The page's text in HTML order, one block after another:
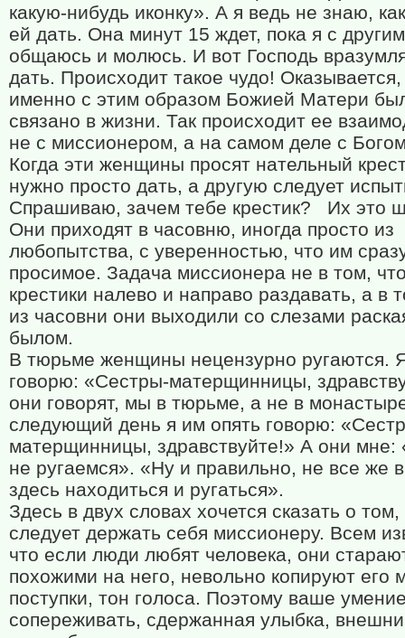
какую-нибудь иконку». А я ведь не знаю,
ей дать. Она минут 15 ждет, пока я с
общаюсь и молюсь. И вот Господь
дать. Происходит такое чудо!
именно с этим образом Божией Матери
связано в жизни. Так происходит ее
не с миссионером, а на самом деле с
Когда эти женщины просят нательный
нужно просто дать, а другую следует
Спрашиваю, зачем тебе крестик?
Их это
Они приходят в часовню, иногда просто из
любопытства, с уверенностью, что им
просимое. Задача миссионера не в том,
крестики налево и направо раздавать, а в
из часовни они выходили со слезами
былом.
В тюрьме женщины нецензурно ругаются.
говорю: «Сестры-матерщинницы,
они говорят, мы в тюрьме, а не в
следующий день я им опять говорю:
матерщинницы, здравствуйте!» А они
не ругаемся». «Ну и правильно, не все же
здесь находиться и ругаться».
Здесь в двух словах хочется сказать о том,
следует держать себя миссионеру. Всем
что если люди любят человека, они
похожими на него, невольно копируют его
поступки, тон голоса. Поэтому ваше
сопереживать, сдержанная улыбка,